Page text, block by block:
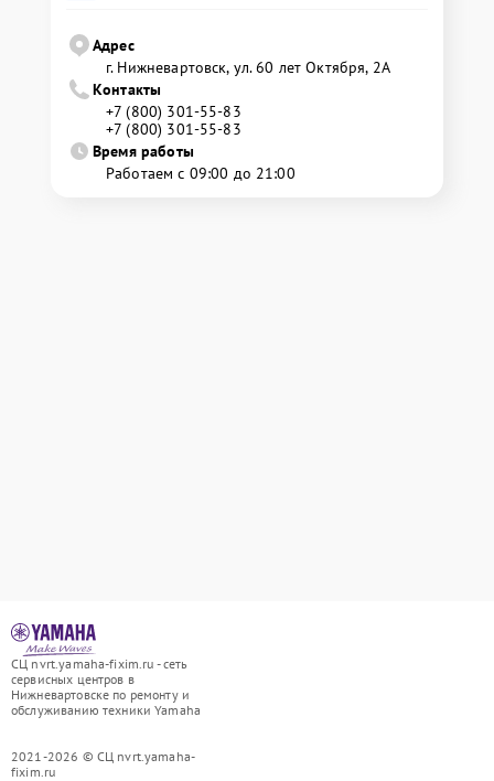
Адрес
г. Нижневартовск, ул. 60 лет Октября, 2А
Контакты
+7 (800) 301-55-83
+7 (800) 301-55-83
Время работы
Работаем с 09:00 до 21:00
СЦ nvrt.yamaha-fixim.ru - сеть
сервисных центров в
Нижневартовске по ремонту и
обслуживанию техники Yamaha
2021-2026 © СЦ nvrt.yamaha-
fixim.ru